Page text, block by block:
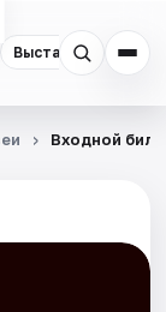
Выставки
Входной